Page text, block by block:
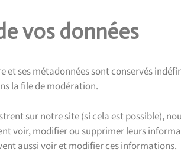
vos données
et ses métadonnées sont conservés
la file de modération.
sur notre site (si cela est possible),
voir, modifier ou supprimer leurs
aussi voir et modifier ces informations.